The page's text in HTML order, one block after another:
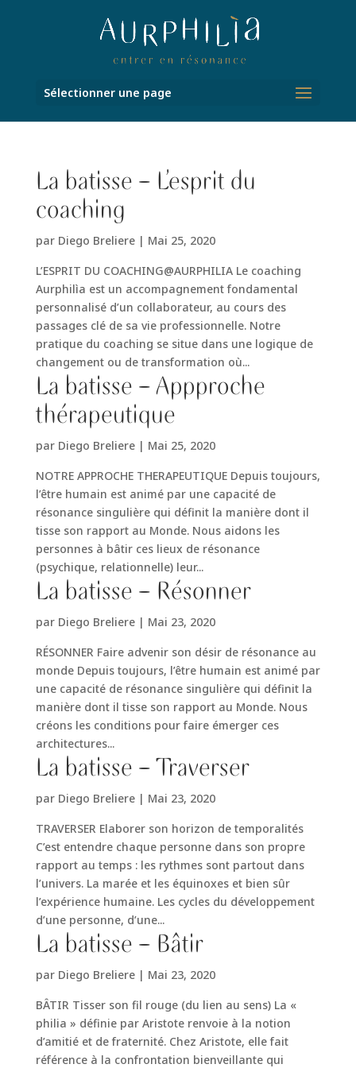
Sélectionner une page
La batisse – L’esprit du
coaching
par Diego Breliere| Mai 25, 2020
L’ESPRIT DU COACHING@AURPHILIA Le coaching
Aurphilìa est un accompagnement fondamental
personnalisé d’un collaborateur, au cours des
passages clé de sa vie professionnelle. Notre
pratique du coaching se situe dans une logique de
changement ou de transformation où...
La batisse – Appproche
thérapeutique
par Diego Breliere| Mai 25, 2020
NOTRE APPROCHE THERAPEUTIQUE Depuis toujours,
l’être humain est animé par une capacité de
résonance singulière qui définit la manière dont il
tisse son rapport au Monde. Nous aidons les
personnes à bâtir ces lieux de résonance
(psychique, relationnelle) leur...
La batisse – Résonner
par Diego Breliere| Mai 23, 2020
RÉSONNER Faire advenir son désir de résonance au
monde Depuis toujours, l’être humain est animé par
une capacité de résonance singulière qui définit la
manière dont il tisse son rapport au Monde. Nous
créons les conditions pour faire émerger ces
architectures...
La batisse – Traverser
par Diego Breliere| Mai 23, 2020
TRAVERSER Elaborer son horizon de temporalités
C’est entendre chaque personne dans son propre
rapport au temps : les rythmes sont partout dans
l’univers. La marée et les équinoxes et bien sûr
l’expérience humaine. Les cycles du développement
d’une personne, d’une...
La batisse – Bâtir
par Diego Breliere| Mai 23, 2020
BÂTIR Tisser son fil rouge (du lien au sens) La «
philia » définie par Aristote renvoie à la notion
d’amitié et de fraternité. Chez Aristote, elle fait
référence à la confrontation bienveillante qui